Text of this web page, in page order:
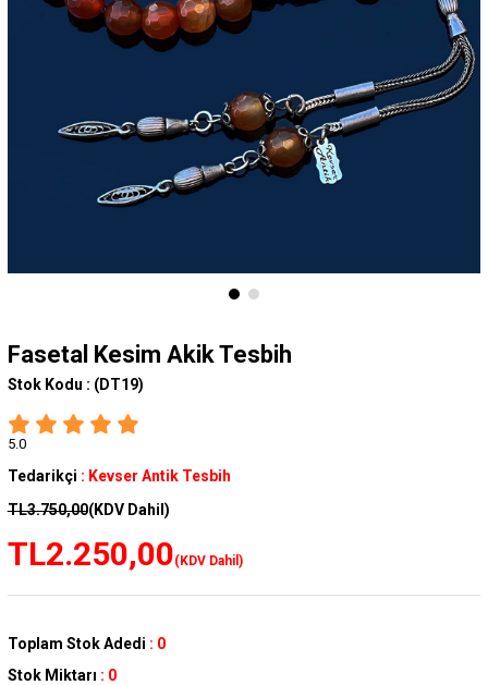
Fasetal Kesim Akik Tesbih
Stok Kodu : (DT19)
5.0
Tedarikçi : Kevser Antik Tesbih
TL3.750,00(KDV Dahil)
TL2.250,00(KDV Dahil)
Toplam Stok Adedi : 0
Stok Miktarı : 0